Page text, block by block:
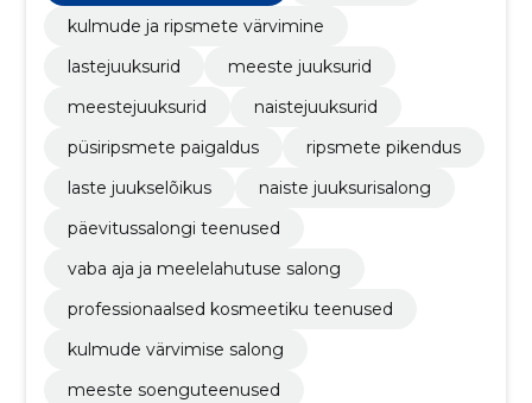
kulmude ja ripsmete värvimine
lastejuuksurid
meeste juuksurid
meestejuuksurid
naistejuuksurid
püsiripsmete paigaldus
ripsmete pikendus
laste juukselõikus
naiste juuksurisalong
päevitussalongi teenused
vaba aja ja meelelahutuse salong
professionaalsed kosmeetiku teenused
kulmude värvimise salong
meeste soenguteenused